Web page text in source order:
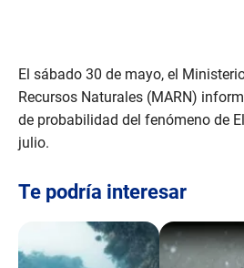
El sábado 30 de mayo, el
Recursos Naturales (MARN)
de probabilidad del fenómeno de
julio.
Te podría interesar